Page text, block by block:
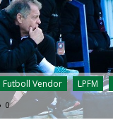
Futboll Vendor LPFM
0